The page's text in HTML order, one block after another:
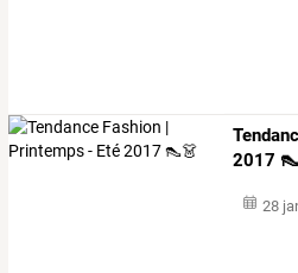
2017
28